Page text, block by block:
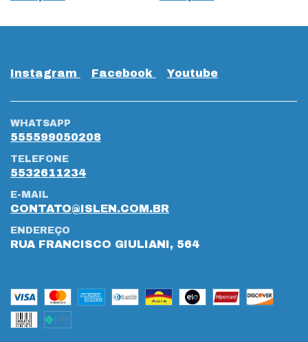
Instagram Facebook Youtube
WHATSAPP
555599050208
TELEFONE
5532611234
E-MAIL
CONTATO@ISLEN.COM.BR
ENDEREÇO
RUA FRANCISCO GIULIANI, 564